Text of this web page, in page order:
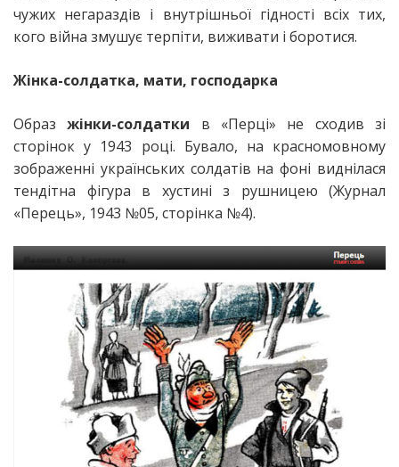
чужих негараздів і внутрішньої гідності всіх тих,
кого війна змушує терпіти, виживати і боротися.
Жінка-солдатка, мати, господарка
Образжінки-солдатки в «Перці» не сходив зі
сторінок у 1943 році. Бувало, на красномовному
зображенні українських солдатів на фоні виднілася
тендітна фігура в хустині з рушницею (Журнал
«Перець», 1943 №05, сторінка №4).